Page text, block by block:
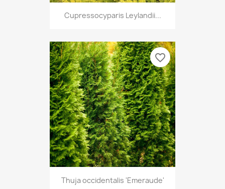
Cupressocyparis Leylandii...
Thuja occidentalis 'Emeraude'
favorite_border